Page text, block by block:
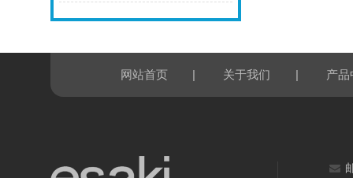
网站首页 | 关于我们 | 产品